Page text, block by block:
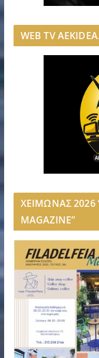
WEB TV
ΧΕΙΜΩΝΑΣ 2026
MAGAZINE”